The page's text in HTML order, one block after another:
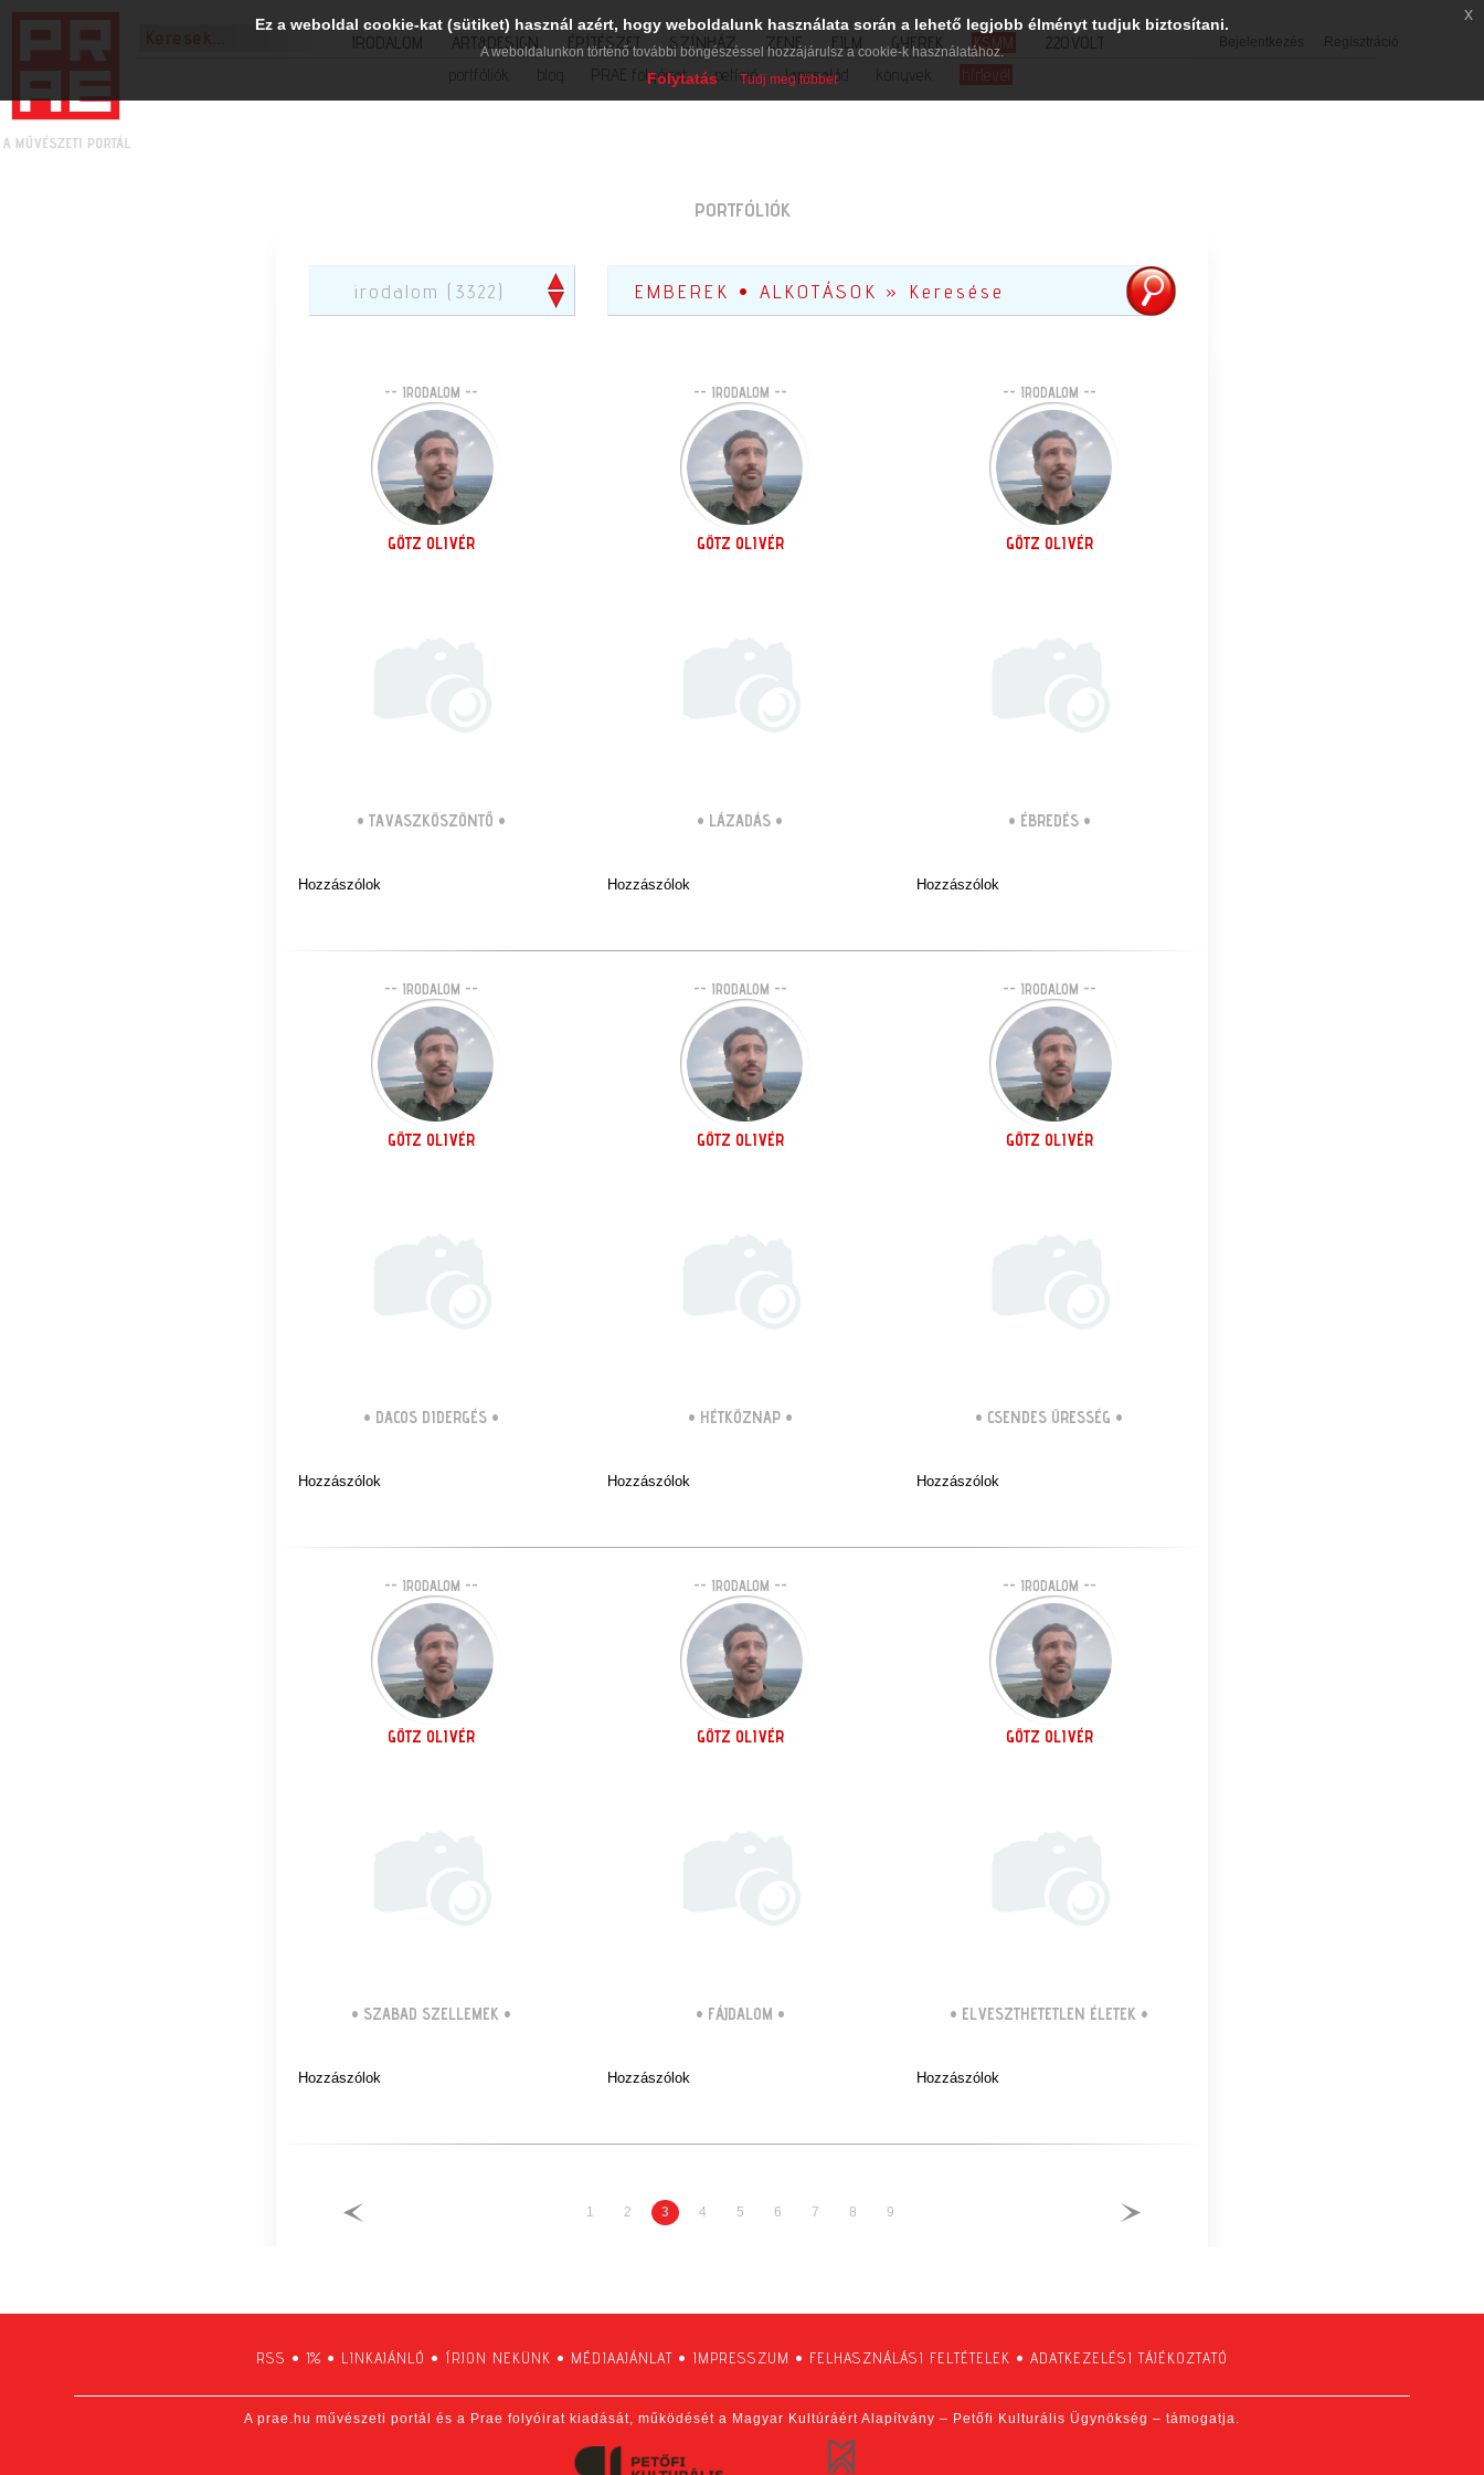
Bejelentkezés Regisztráció
IRODALOM ART&DESIGN ÉPÍTÉSZET SZÍNHÁZ ZENE FILM GYEREK KSMM
220VOLT
portfóliók
PRAE folyóirat petíció lapcsalád könyvek hírlevél
PORTFÓLIÓK
irodalom (3322)
-- IRODALOM --
GÖTZ OLIVÉR
• TAVASZKÖSZÖNTŐ •
Hozzászólok
-- IRODALOM --
GÖTZ OLIVÉR
• LÁZADÁS •
Hozzászólok
-- IRODALOM --
GÖTZ OLIVÉR
• ÉBREDÉS•
Hozzászólok
-- IRODALOM --
GÖTZ OLIVÉR
• DACOS DIDERGÉS•
Hozzászólok
-- IRODALOM --
GÖTZ OLIVÉR
• HÉTKÖZNAP•
Hozzászólok
-- IRODALOM --
GÖTZ OLIVÉR
• CSENDES ÜRESSÉG •
Hozzászólok
-- IRODALOM --
GÖTZ OLIVÉR
• SZABAD SZELLEMEK •
Hozzászólok
-- IRODALOM --
GÖTZ OLIVÉR
• FÁJDALOM •
Hozzászólok
-- IRODALOM --
GÖTZ OLIVÉR
• ELVESZTHETETLEN ÉLETEK •
Hozzászólok
1 2 3 4 5 6 7 8 9
RSS • 1% • LINKAJÁNLÓ • ÍRJON NEKÜNK • MÉDIAAJÁNLAT • IMPRESSZUM • FELHASZNÁLÁSI FELTÉTELEK • ADATKEZELÉSI TÁJÉKOZTATÓ
A prae.hu művészeti portál és a Prae folyóirat kiadását, működését a Magyar Kultúráért Alapítvány – Petőfi Kulturális Ügynökség – támogatja.
Ez a weboldal cookie-kat (sütiket) használ azért, hogy weboldalunk használata során a lehető legjobb élményt tudjuk biztosítani.
A weboldalunkon történő további böngészéssel hozzájárulsz a cookie-k használatához.
Folytatás Tudj meg többet
x